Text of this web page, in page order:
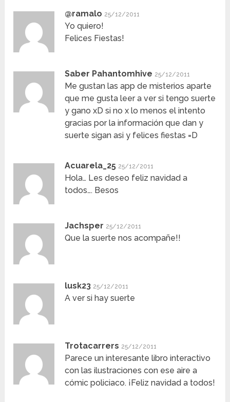
@ramalo 25/12/2011
Yo quiero!
Felices Fiestas!
Saber Pahantomhive 25/12/2011
Me gustan las app de misterios aparte
que me gusta leer a ver si tengo suerte
y gano xD si no x lo menos el intento
gracias por la información que dan y
suerte sigan asi y felices fiestas =D
Acuarela_25 25/12/2011
Hola… Les deseo feliz navidad a
todos…. Besos
Jachsper 25/12/2011
Que la suerte nos acompañe!!
lusk23 25/12/2011
A ver si hay suerte
Trotacarrers 25/12/2011
Parece un interesante libro interactivo
con las ilustraciones con ese aire a
cómic policiaco. ¡Feliz navidad a todos!